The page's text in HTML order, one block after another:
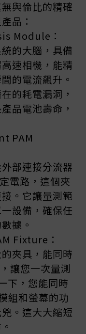
與倫比的精確
品：
Module：
的大腦，具備
速相機，能精
的電流飆升。
的耗電漏洞，
品電池壽命，
PAM
部連接分流器
電路，這個夾
。它讓量測範
設備，確保任
據。
Fixture：
夾具，能同時
讓您一次量測
下，您能同時
組和螢幕的功
。這大大縮短